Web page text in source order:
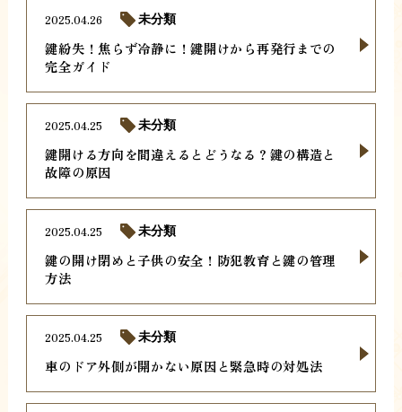
鍵紛失！焦らず冷静に！鍵開けから再発行までの
完全ガイド
2025.04.26 未分類
鍵開ける方向を間違えるとどうなる？鍵の構造と
故障の原因
2025.04.25 未分類
鍵の開け閉めと子供の安全！防犯教育と鍵の管理
方法
2025.04.25 未分類
車のドア外側が開かない原因と緊急時の対処法
2025.04.25 未分類